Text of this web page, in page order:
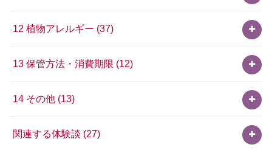
12 植物アレルギー (37)
13 保管方法・消費期限 (12)
14 その他 (13)
関連する体験談 (27)